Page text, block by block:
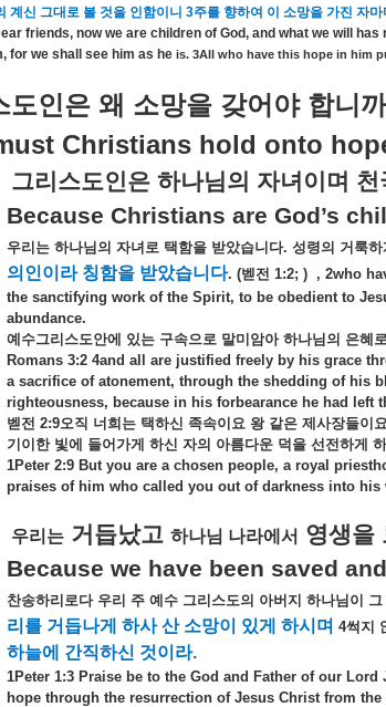
계신 그대로 볼 것을 인함이니 3주를 향하여 이 소망을 가진 자마
friends, now we are children of God, and what we will
for we shall see him as he is. 3All who have this hope in him
도인은 왜 소망을 갖어야 합니까
Christians hold onto
그리스도인은 하나님의 자녀이며 천
Because Christians are God’s
우리는 하나님의 자녀로 택함을 받았습니다. 성령의 거룩하
의인이라 칭함을 받았습니다. (벧전 1:2; ) , 2who
the sanctifying work of the Spirit, to be obedient to
abundance.
예수그리스도안에
있는 구속으로 말미암아 하나님의 은혜
Romans 3:2 4and all are justified freely by his grace
a sacrifice of atonement, through the shedding of his
righteousness, because in his forbearance he had left
벧전 2:9오직 너희는 택하신 족속이요 왕 같은 제사장들이
기이한 빛에 들어가게 하신 자의 아름다운 덕을 선전하게
1Peter 2:9 But you are a chosen people, a royal
praises of him who called you out of darkness into
우리는 거듭났고 하나님 나라에서 영생을
Because we have been saved
찬송하리로다 우리 주 예수 그리스도의 아버지 하나님이 그
리를 거듭나게 하사 산 소망이 있게 하시며 4썩지
하늘에 간직하신 것이라.
1Peter 1:3 Praise be to the God and Father of our
hope through the resurrection of Jesus Christ from